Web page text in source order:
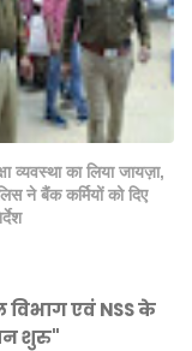
व्यवस्था का लिया जायज़ा,
ने बैंक कर्मियों को दिए
विभाग एवं NSS के
शुरु"